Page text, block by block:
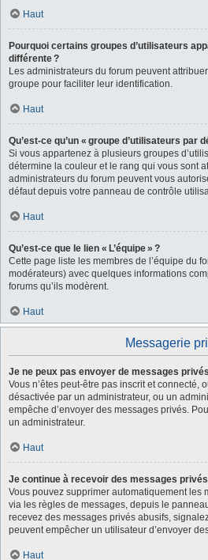
Haut
Pourquoi certains groupes d’utilisateurs
différente ?
Les administrateurs du forum peuvent
groupe pour faciliter leur identification.
Haut
Qu’est-ce qu’un « groupe d’utilisateurs par
Si vous appartenez à plusieurs groupes
détermine la couleur et le rang qui vous sont
administrateurs du forum peuvent vous
défaut depuis votre panneau de contrôle
Haut
Qu’est-ce que le lien « L’équipe » ?
Cette page liste les membres de l’équipe du
modérateurs) avec quelques informations
forums qu’ils modèrent.
Haut
Messagerie
Je ne peux pas envoyer de messages
Vous n’êtes peut-être pas inscrit et connecté,
désactivée par un administrateur, ou un
empêche d’envoyer des messages privés.
un administrateur.
Haut
Je continue à recevoir des messages
Vous pouvez supprimer automatiquement les
via les règles de messages, depuis le
recevez des messages privés abusifs,
peuvent empêcher un utilisateur d’envoyer
Haut